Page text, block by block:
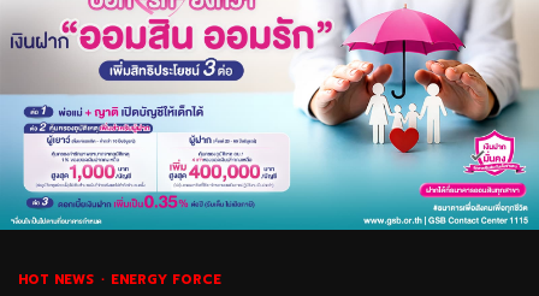
HOT NEWS ENERGY FORCE